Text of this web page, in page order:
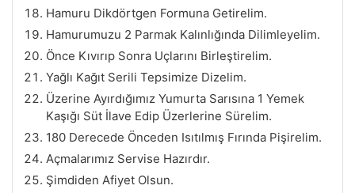
Hamuru Dikdörtgen Formuna Getirelim.
Hamurumuzu 2 Parmak Kalınlığında Dilimleyelim.
Önce Kıvırıp Sonra Uçlarını Birleştirelim.
Yağlı Kağıt Serili Tepsimize Dizelim.
Üzerine Ayırdığımız Yumurta Sarısına 1 Yemek
Kaşığı Süt İlave Edip Üzerlerine Sürelim.
180 Derecede Önceden Isıtılmış Fırında Pişirelim.
Açmalarımız Servise Hazırdır.
Şimdiden Afiyet Olsun.